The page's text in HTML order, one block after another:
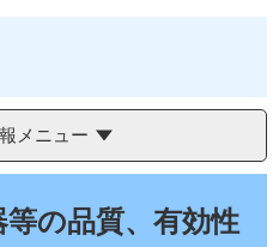
メニュー
等の品質、有効性